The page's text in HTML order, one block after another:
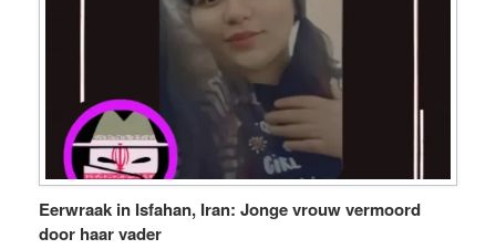
Eerwraak in Isfahan, Iran: Jonge vrouw vermoord
door haar vader